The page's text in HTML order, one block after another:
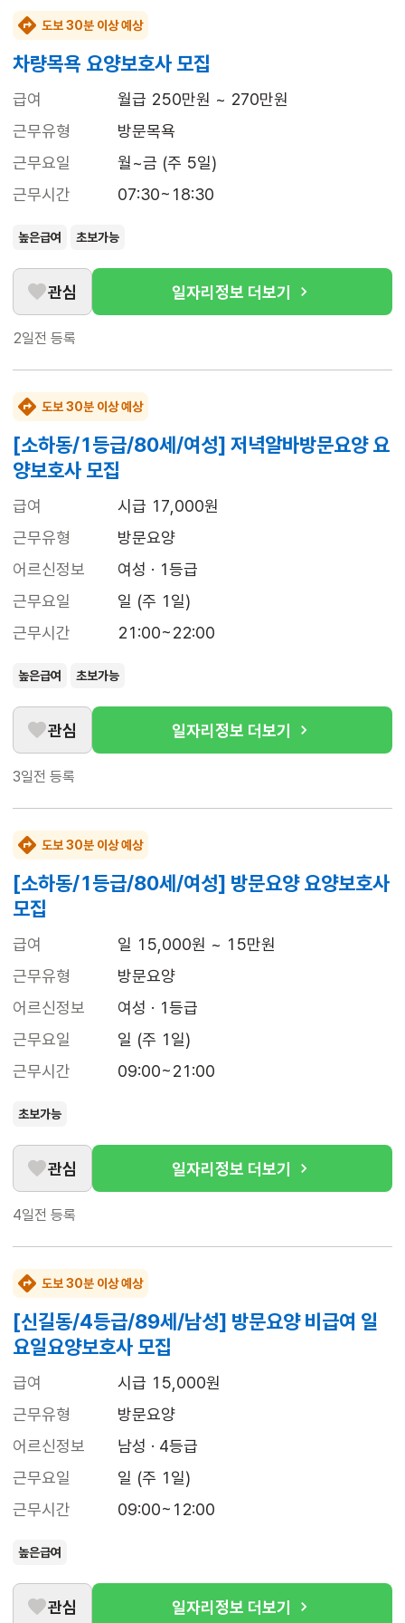
도보 30분 이상 예상
차량목욕 요양보호사 모집
급여
월급 250만원 ~ 270만원
근무유형
방문목욕
근무요일
월~금 (주 5일)
근무시간
07:30~18:30
높은급여 초보가능
관심 일자리정보 더보기
2일전 등록
도보 30분 이상 예상
[소하동/1등급/80세/여성] 저녁알바방문요양 요
양보호사 모집
급여
시급 17,000원
근무유형
방문요양
어르신정보
여성 · 1등급
근무요일
일 (주 1일)
근무시간
21:00~22:00
높은급여 초보가능
관심 일자리정보 더보기
3일전 등록
도보 30분 이상 예상
[소하동/1등급/80세/여성] 방문요양 요양보호사
모집
급여
일 15,000원 ~ 15만원
근무유형
방문요양
어르신정보
여성 · 1등급
근무요일
일 (주 1일)
근무시간
09:00~21:00
초보가능
관심 일자리정보 더보기
4일전 등록
도보 30분 이상 예상
[신길동/4등급/89세/남성] 방문요양 비급여 일
요일요양보호사 모집
급여
시급 15,000원
근무유형
방문요양
어르신정보
남성 · 4등급
근무요일
일 (주 1일)
근무시간
09:00~12:00
높은급여
관심 일자리정보 더보기